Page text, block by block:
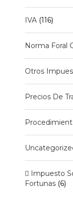
IVA (116)
Norma Foral
Otros
Precios De
 Impuesto
Fortunas (6)